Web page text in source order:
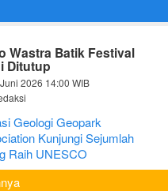
Wastra Batik Festival
Ditutup
2026 14:00 WIB
Geologi Geopark
Kunjungi Sejumlah
Raih UNESCO